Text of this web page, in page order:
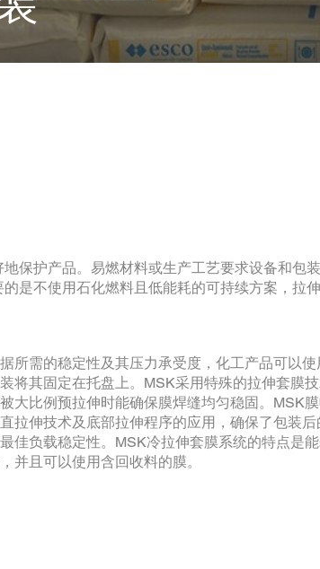
保护产品。易燃材料或生产工艺要求设备和包
是不使用石化燃料且低能耗的可持续方案，拉
所需的稳定性及其压力承受度，化工产品可以使
将其固定在托盘上。MSK采用特殊的拉伸套膜
大比例预拉伸时能确保膜焊缝均匀稳固。MSK
拉伸技术及底部拉伸程序的应用，确保了包装后
佳负载稳定性。MSK冷拉伸套膜系统的特点是
并且可以使用含回收料的膜。